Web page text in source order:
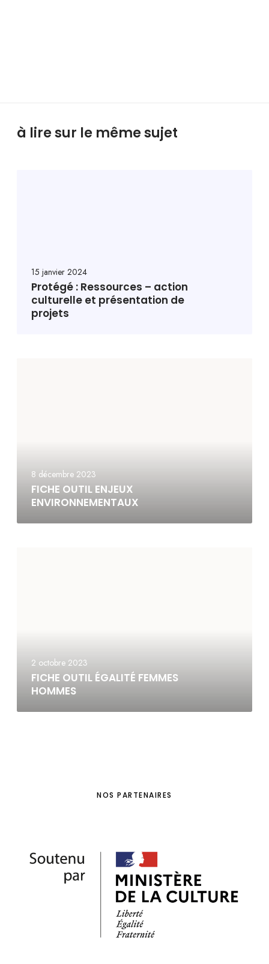
à lire sur le même sujet
15 janvier 2024
Protégé : Ressources – action
culturelle et présentation de
projets
8 décembre 2023
FICHE OUTIL ENJEUX
ENVIRONNEMENTAUX
2 octobre 2023
FICHE OUTIL ÉGALITÉ FEMMES
HOMMES
NOS PARTENAIRES